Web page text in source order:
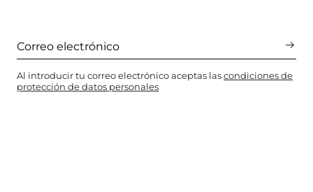
Al introducir tu correo electrónico aceptas lascondiciones de
protección de datos personales